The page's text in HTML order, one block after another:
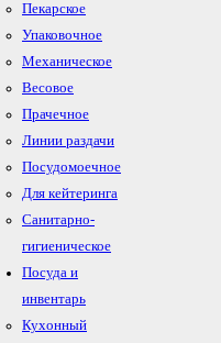
Пекарское
Упаковочное
Механическое
Весовое
Прачечное
Линии раздачи
Посудомоечное
Для кейтеринга
Санитарно-
гигиеническое
Посуда и
инвентарь
Кухонный